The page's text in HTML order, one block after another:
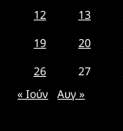
12
13
19
20
26
27
« Ιούν
Αυγ »